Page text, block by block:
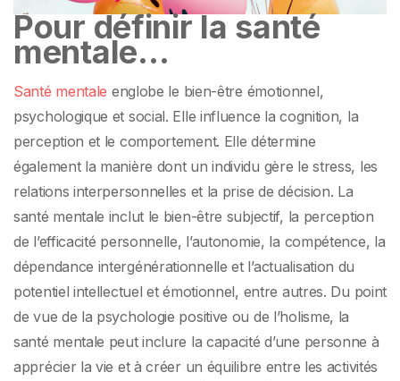
Pour définir la santé
mentale…
Santé mentale englobe le bien-être émotionnel,
psychologique et social. Elle influence la cognition, la
perception et le comportement. Elle détermine
également la manière dont un individu gère le stress, les
relations interpersonnelles et la prise de décision. La
santé mentale inclut le bien-être subjectif, la perception
de l’efficacité personnelle, l’autonomie, la compétence, la
dépendance intergénérationnelle et l’actualisation du
potentiel intellectuel et émotionnel, entre autres. Du point
de vue de la psychologie positive ou de l’holisme, la
santé mentale peut inclure la capacité d’une personne à
apprécier la vie et à créer un équilibre entre les activités